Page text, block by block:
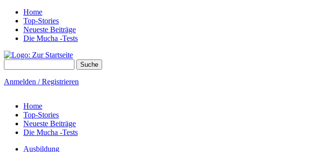
Home
Top-Stories
Neueste Beiträge
Die Mucha -Tests
Anmelden / Registrieren
Home
Top-Stories
Neueste Beiträge
Die Mucha -Tests
Ausbildung